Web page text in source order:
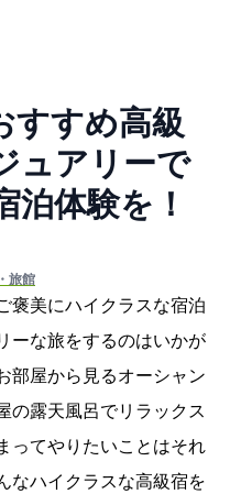
すすめ高級
ュアリーで
泊体験を！
旅館
褒美にハイクラスな宿泊
ーな旅をするのはいかが
部屋から見るオーシャン
の露天風呂でリラックス
ってやりたいことはそれ
なハイクラスな高級宿を